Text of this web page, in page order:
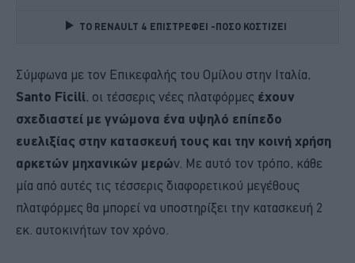
TO RENAULT 4 ΕΠΙΣΤΡΕΦΕΙ -ΠΟΣΟ ΚΟΣΤΙΖΕΙ
Σύμφωνα με τον Επικεφαλής του Ομίλου στην Ιταλία,
Santo Ficili, οι τέσσερις νέες πλατφόρμες έχουν
σχεδιαστεί με γνώμονα ένα υψηλό επίπεδο
ευελιξίας στην κατασκευή τους και την κοινή χρήση
αρκετών μηχανικών μερών. Με αυτό τον τρόπο, κάθε
μία από αυτές τις τέσσερις διαφορετικού μεγέθους
πλατφόρμες θα μπορεί να υποστηρίξει την κατασκευή 2
εκ. αυτοκινήτων τον χρόνο.